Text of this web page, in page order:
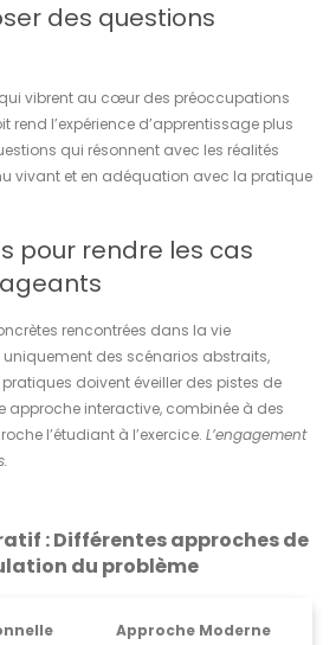
des questions
vibrent au cœur des préoccupations
rend l’expérience d’apprentissage plus
qui résonnent avec les réalités
vivant et en adéquation avec la pratique
pour rendre les cas
rencontrées dans la vie
des scénarios abstraits,
pratiques doivent éveiller des pistes de
approche interactive, combinée à des
l’étudiant à l’exercice. L’engagement
: Différentes approches de
du problème
Approche Moderne